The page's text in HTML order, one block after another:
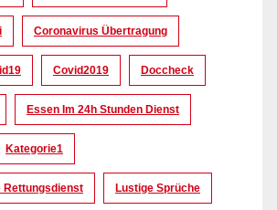
Coronavirus Übertragung
Covid2019 Doccheck
Essen Im 24h Stunden Dienst
Kategorie1
Rettungsdienst Lustige Sprüche